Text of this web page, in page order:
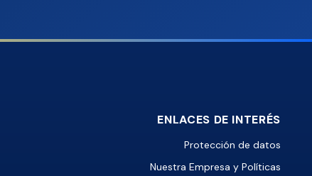
ENLACES DE INTERÉS
Protección de datos
Nuestra Empresa y Políticas